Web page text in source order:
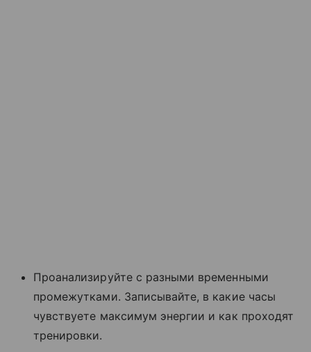
Проанализируйте с разными временными
промежутками. Записывайте, в какие часы
чувствуете максимум энергии и как проходят
тренировки.